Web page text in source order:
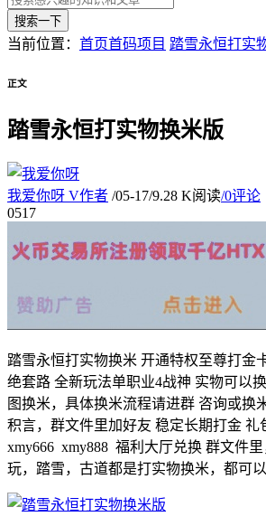
搜索一下
当前位置： 首页首码项目 踏雪永恒打实
正文
踏雪永恒打实物换米版
我爱你呀 V作者 /05-17/9.28 K阅读/0评论
0517
踏雪永恒打实物换米 开通特权至尊打金
绝套路 全新玩法单职业4战神 实物可以
图换米，具体换米流程请进群 咨询或换
积言，群文件里加好友 稳定长期打金 礼
xmy666 xmy888 福利大厅兑换 群文件
玩，踏雪，古道都是打实物换米，都可以